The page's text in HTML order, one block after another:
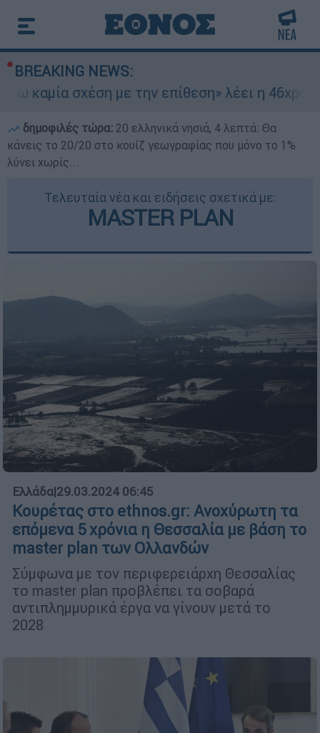
BREAKING NEWS:
με την επίθεση» λέει η 46χρονη - Τι
δημοφιλές τώρα: 20 ελληνικά νησιά, 4 λεπτά: Θα
κάνεις το 20/20 στο κουίζ γεωγραφίας που μόνο το 1%
λύνει χωρίς...
Τελευταία νέα και ειδήσεις σχετικά με:
MASTER PLAN
Ελλάδα|29.03.2024 06:45
Κουρέτας στο ethnos.gr: Ανοχύρωτη τα
επόμενα 5 χρόνια η Θεσσαλία με βάση το
master plan των Ολλανδών
Σύμφωνα με τον περιφερειάρχη Θεσσαλίας
το master plan προβλέπει τα σοβαρά
αντιπλημμυρικά έργα να γίνουν μετά το
2028